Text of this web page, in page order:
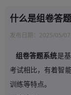
什么是组卷答题
发布日期： 2025/05/
组卷答题系统是
考试相比，有着智
训练等特点。